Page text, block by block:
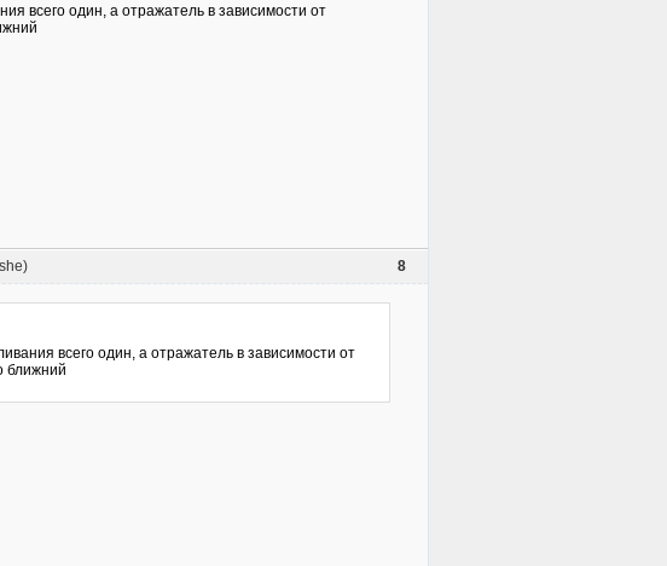
всего один, а отражатель в зависимости от
8
всего один, а отражатель в зависимости от
ближний